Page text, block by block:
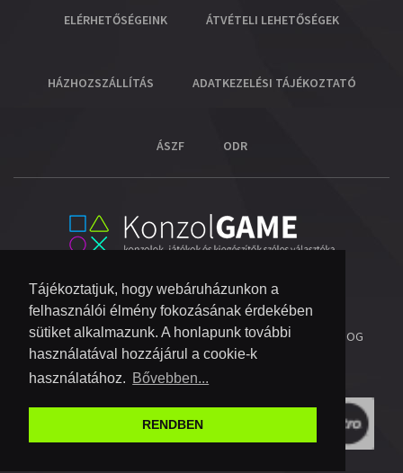
Tájékoztatjuk, hogy webáruházunkon a
felhasználói élmény fokozásának érdekében
sütiket alkalmazunk. A honlapunk további
használatával hozzájárul a cookie-k
használatához. Bővebben...
RENDBEN
ELÉRHETŐSÉGEINK ÁTVÉTELI LEHETŐSÉGEK
HÁZHOZSZÁLLÍTÁS ADATKEZELÉSI TÁJÉKOZTATÓ
ÁSZF ODR
© 2026 COPYRIGHT KONZOL VIDEOGAME KFT.- MINDEN JOG
FENNTARTVA!